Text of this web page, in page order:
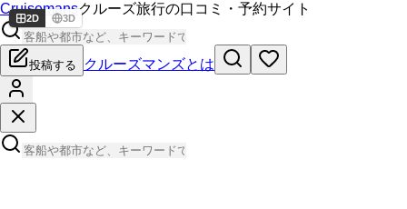
Cruisemansクルーズ旅行の口コミ・予約サイト
投稿する クルーズマンズとは
2D 3D